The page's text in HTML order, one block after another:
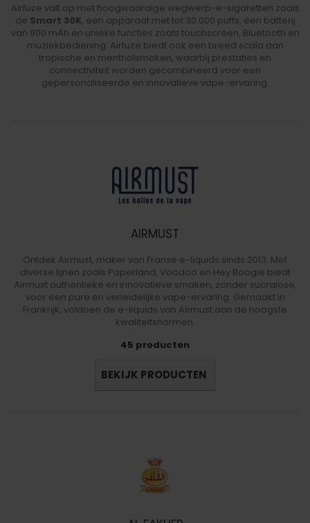
Airfuze valt op met hoogwaardige wegwerp-e-sigaretten zoals
de Smart 30K, een apparaat met tot 30.000 puffs, een batterij
van 900 mAh en unieke functies zoals touchscreen, Bluetooth en
muziekbediening. Airfuze biedt ook een breed scala aan
tropische en mentholsmaken, waarbij prestaties en
connectiviteit worden gecombineerd voor een
gepersonaliseerde en innovatieve vape-ervaring.
AIRMUST
Ontdek Airmust, maker van Franse e-liquids sinds 2013. Met
diverse lijnen zoals Paperland, Voodoo en Hey Boogie biedt
Airmust authentieke en innovatieve smaken, zonder sucralose,
voor een pure en verleidelijke vape-ervaring. Gemaakt in
Frankrijk, voldoen de e-liquids van Airmust aan de hoogste
kwaliteitsnormen.
45 producten
BEKIJK PRODUCTEN